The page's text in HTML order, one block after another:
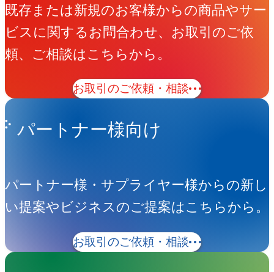
既存または新規のお客様からの商品やサー
ビスに関するお問合わせ、お取引のご依
頼、ご相談はこちらから。
お取引のご依頼・相談
パートナー様向け
パートナー様・サプライヤー様からの新し
い提案やビジネスのご提案はこちらから。
お取引のご依頼・相談